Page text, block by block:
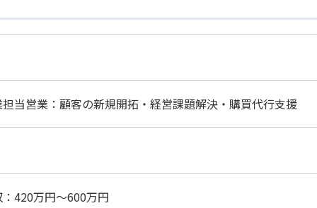
当営業：顧客の新規開拓・経営課題解決・購買代行支援
420万円～600万円